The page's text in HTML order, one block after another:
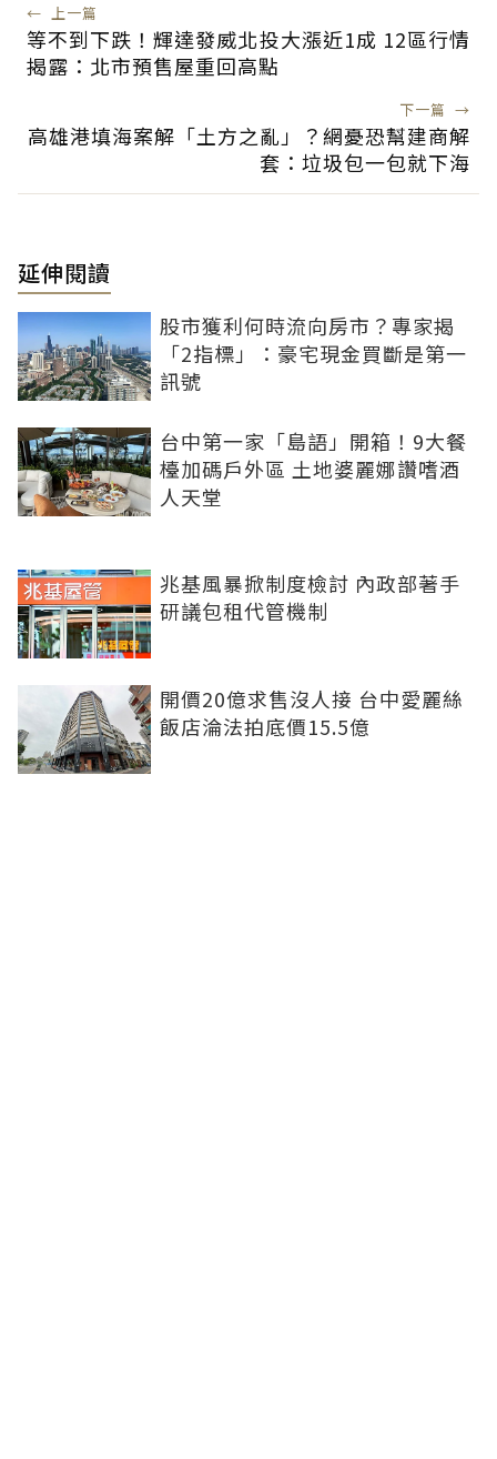
← 上一篇
等不到下跌！輝達發威北投大漲近1成 12區行情
揭露：北市預售屋重回高點
下一篇 →
高雄港填海案解「土方之亂」？網憂恐幫建商解
套：垃圾包一包就下海
延伸閱讀
股市獲利何時流向房市？專家揭
「2指標」：豪宅現金買斷是第一
訊號
台中第一家「島語」開箱！9大餐
檯加碼戶外區 土地婆麗娜讚嗜酒
人天堂
兆基風暴掀制度檢討 內政部著手
研議包租代管機制
開價20億求售沒人接 台中愛麗絲
飯店淪法拍底價15.5億